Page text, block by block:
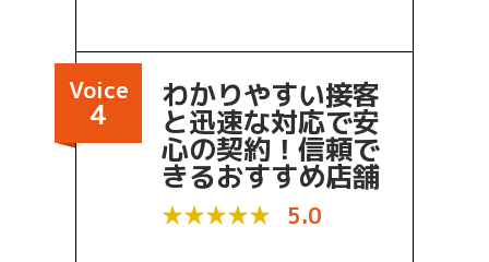
Voice
4 わかりやすい接客
と迅速な対応で安
心の契約！信頼で
きるおすすめ店舗
★★★★★ 5.0